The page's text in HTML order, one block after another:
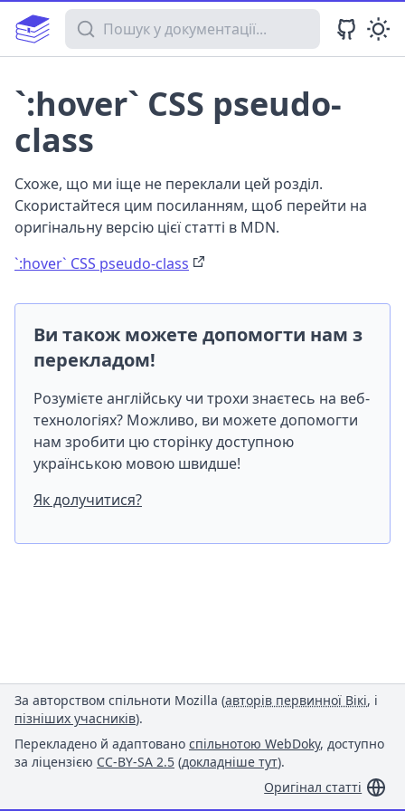
Пошук у документації
`:hover` CSS pseudo-
class
Схоже, що ми іще не переклали цей розділ.
Скористайтеся цим посиланням, щоб перейти на
оригінальну версію цієї статті в MDN.
`:hover` CSS pseudo-class
Ви також можете допомогти нам з
перекладом!
Розумієте англійську чи трохи знаєтесь на веб-
технологіях? Можливо, ви можете допомогти
нам зробити цю сторінку доступною
українською мовою швидше!
Як долучитися?
За авторством спільноти Mozilla (авторів первинної Вікі, і
пізніших учасників).
Перекладено й адаптовано спільнотою WebDoky, доступно
за ліцензією CC-BY-SA 2.5 (докладніше тут).
Оригінал статті